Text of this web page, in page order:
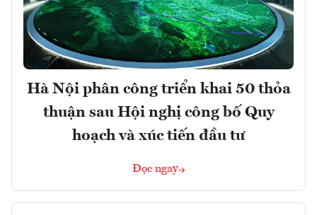
Hà Nội phân công triển khai 50 thỏa
thuận sau Hội nghị công bố Quy
hoạch và xúc tiến đầu tư
Đọc ngay